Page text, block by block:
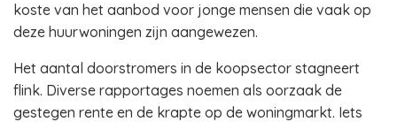
koste van het aanbod voor jonge mensen die vaak op
deze huurwoningen zijn aangewezen.
Het aantal doorstromers in de koopsector stagneert
flink. Diverse rapportages noemen als oorzaak de
gestegen rente en de krapte op de woningmarkt. Iets